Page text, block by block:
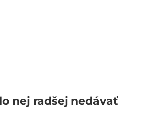
nej radšej nedávať